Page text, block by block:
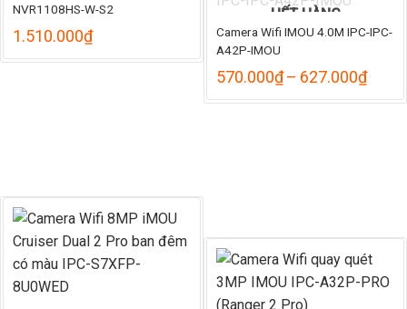
NVR1108HS-W-S2
1.510.000₫
HẾT HÀNG
Camera Wifi IMOU 4.0M IPC-IPC-
A42P-IMOU
570.000₫– 627.000₫
từ